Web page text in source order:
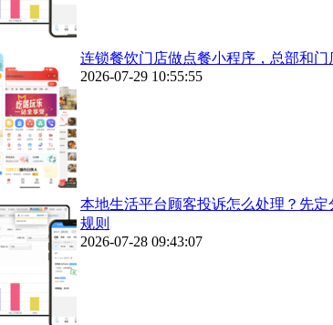
连锁餐饮门店做点餐小程序，总部和门
2026-07-29 10:55:55
本地生活平台顾客投诉怎么处理？先
规则
2026-07-28 09:43:07